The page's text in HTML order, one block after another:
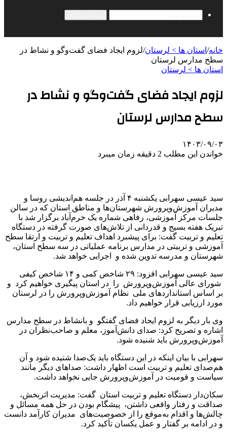
خانه/ استان ها > لرستان/لزوم ایجاد فضای گفت‌وگو و نشاط در
سطح مدارس لرستان
استان ها > لرستان
لزوم ایجاد فضای گفت‌وگو و نشاط در
سطح مدارس لرستان
۱۴۰۳/۰۹/۰۳
خواندن این مطلب 2 دقیقه زمان میبرد
سید عیسی سهرابی یکشنبه ۴ آذر در جلسه هم‌اندیشی روسا و
مدیران آموزش‌وپرورش شهرستان‌ها و مناطق استان که در سالن
جلسات مرکز آموزشی، رفاهی شماره یک خرم‌آباد برگزار شد با
تبریک هفته بسیج و قدردانی از تلاش‌های صورت گرفته در دستگاه
تعلیم و تربیت گفت: برای پیشبرد اهداف تعلیم و تربیت و ارتقا سطح
آموزشی و تربیتی در مدارس برنامه عملیاتی در سه سطح استان،
شهرستان و مدرسه تدوین شده و اجرایی خواهد شد.
سید عیسی سهرابی افزود: ۲۹ شاخص کمی و ۱۴ شاخص کیفی
شورای عالی آموزش‌وپرورش را در استان پیگیری خواهیم کرد و
بر اساس استانداردهای ملی نظام آموزش‌وپرورش را در لرستان
مورد ارزیابی قرار خواهیم داد.
وی بار دیگر به لزوم ایجاد فضای گفتگو و بانشاط در سطح مدارس
اشاره و تصریح کرد: صدای دانش‌آموز، معلم و صاحب‌نظران در
آموزش‌وپرورش باید شنیده شود.
سهرابی با بیان اینکه در این دستگاه باید یک‌صدا شنیده شود و آن
هم‌صدای تعلیم و تربیت است اظهار داشت: صداهای دیگر مانند
سیاست و قومیت در آموزش‌وپرورش جایی نخواهد داشت.
سکان‌دار دستگاه تعلیم و تربیت استان گفت: مدیریت اثربخش،
صداقت و رفتار واقعی داشتن، پیشگام بودن در حل همه مسائل و
چالش‌ها و اقدام به‌موقع را از خصوصیت‌های مدیران کارآمد دانست
و در ادامه بر گفتار و عمل یکسان تأکید کرد.